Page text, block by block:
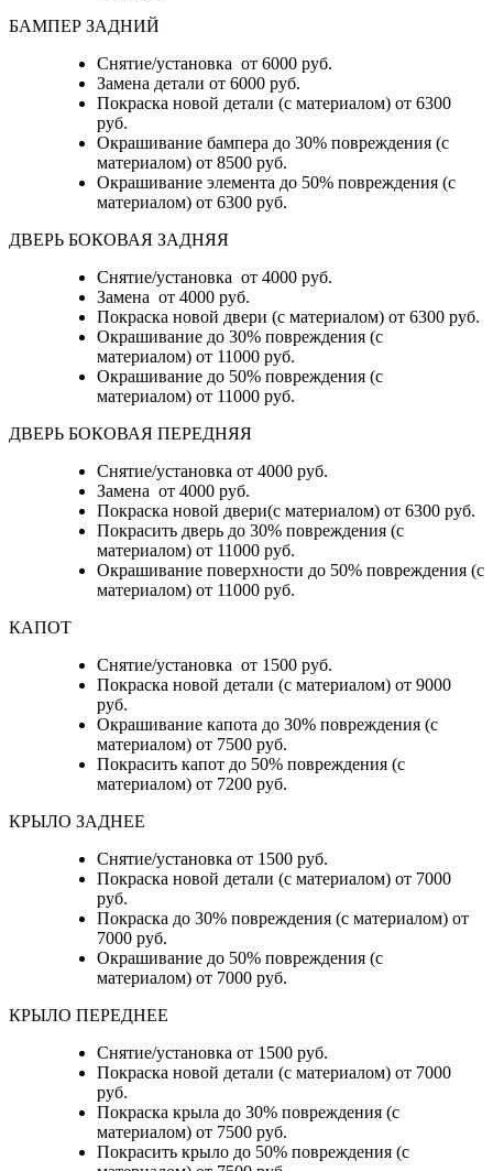
БАМПЕР ЗАДНИЙ
Снятие/установка от 6000 руб.
Замена детали от 6000 руб.
Покраска новой детали (с материалом) от 6300
руб.
Окрашивание бампера до 30% повреждения (с
материалом) от 8500 руб.
Окрашивание элемента до 50% повреждения (с
материалом) от 6300 руб.
ДВЕРЬ БОКОВАЯ ЗАДНЯЯ
Снятие/установка от 4000 руб.
Замена от 4000 руб.
Покраска новой двери (с материалом) от 6300 руб.
Окрашивание до 30% повреждения (с
материалом) от 11000 руб.
Окрашивание до 50% повреждения (с
материалом) от 11000 руб.
ДВЕРЬ БОКОВАЯ ПЕРЕДНЯЯ
Снятие/установка от 4000 руб.
Замена от 4000 руб.
Покраска новой двери(с материалом) от 6300 руб.
Покрасить дверь до 30% повреждения (с
материалом) от 11000 руб.
Окрашивание поверхности до 50% повреждения (с
материалом) от 11000 руб.
КАПОТ
Снятие/установка от 1500 руб.
Покраска новой детали (с материалом) от 9000
руб.
Окрашивание капота до 30% повреждения (с
материалом) от 7500 руб.
Покрасить капот до 50% повреждения (с
материалом) от 7200 руб.
КРЫЛО ЗАДНЕЕ
Снятие/установка от 1500 руб.
Покраска новой детали (с материалом) от 7000
руб.
Покраска до 30% повреждения (с материалом) от
7000 руб.
Окрашивание до 50% повреждения (с
материалом) от 7000 руб.
КРЫЛО ПЕРЕДНЕЕ
Снятие/установка от 1500 руб.
Покраска новой детали (с материалом) от 7000
руб.
Покраска крыла до 30% повреждения (с
материалом) от 7500 руб.
Покрасить крыло до 50% повреждения (с